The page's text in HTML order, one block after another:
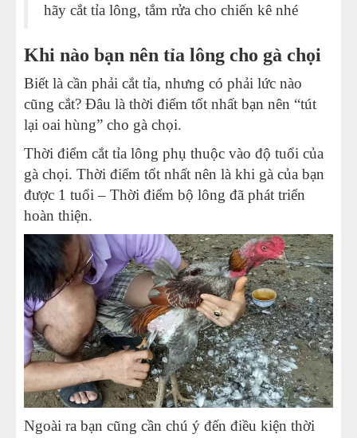
hãy cắt tỉa lông, tắm rửa cho chiến kê nhé
Khi nào bạn nên tỉa lông cho gà chọi
Biết là cần phải cắt tỉa, nhưng có phải lức nào
cũng cắt? Đâu là thời điểm tốt nhất bạn nên “tút
lại oai hùng” cho gà chọi.
Thời điểm cắt tỉa lông phụ thuộc vào độ tuổi của
gà chọi. Thời điểm tốt nhất nên là khi gà của bạn
được 1 tuổi – Thời điểm bộ lông đã phát triển
hoàn thiện.
Ngoài ra bạn cũng cần chú ý đến điều kiện thời